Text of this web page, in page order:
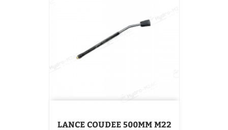
LANCE COUDEE 500MM M22